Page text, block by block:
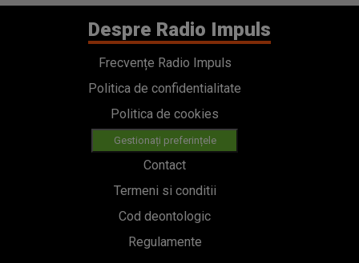
Despre Radio Impuls
Frecvențe Radio Impuls
Politica de confidentialitate
Politica de cookies
Gestionați preferințele
Contact
Termeni si conditii
Cod deontologic
Regulamente